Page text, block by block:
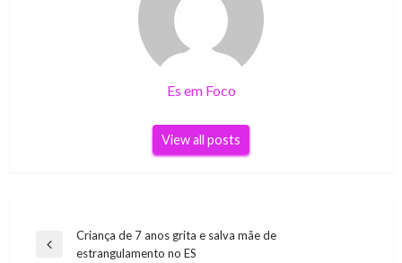
Es em Foco
View all posts
Navegação
Previous
Criança de 7 anos grita e salva mãe de
estrangulamento no ES